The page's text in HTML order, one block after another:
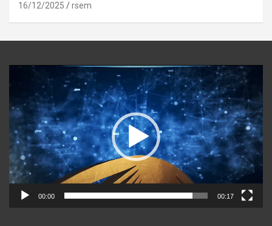
16/12/2025 rsem
Video
Player
00:00 00:17